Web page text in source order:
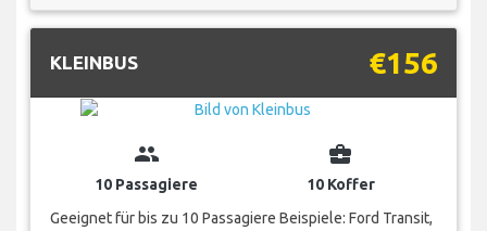
KLEINBUS €156
group
10 Passagiere
business_center
10 Koffer
Geeignet für bis zu 10 Passagiere Beispiele: Ford Transit,